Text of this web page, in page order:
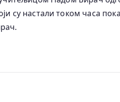
су настали током часа